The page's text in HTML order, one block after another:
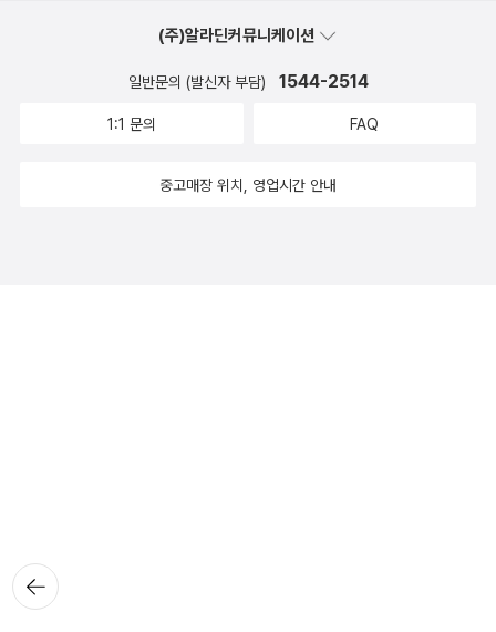
뒤로가
기
(주)알라딘커뮤니케이션
일반문의 (발신자 부담) 1544-2514
1:1 문의 FAQ
중고매장 위치, 영업시간 안내